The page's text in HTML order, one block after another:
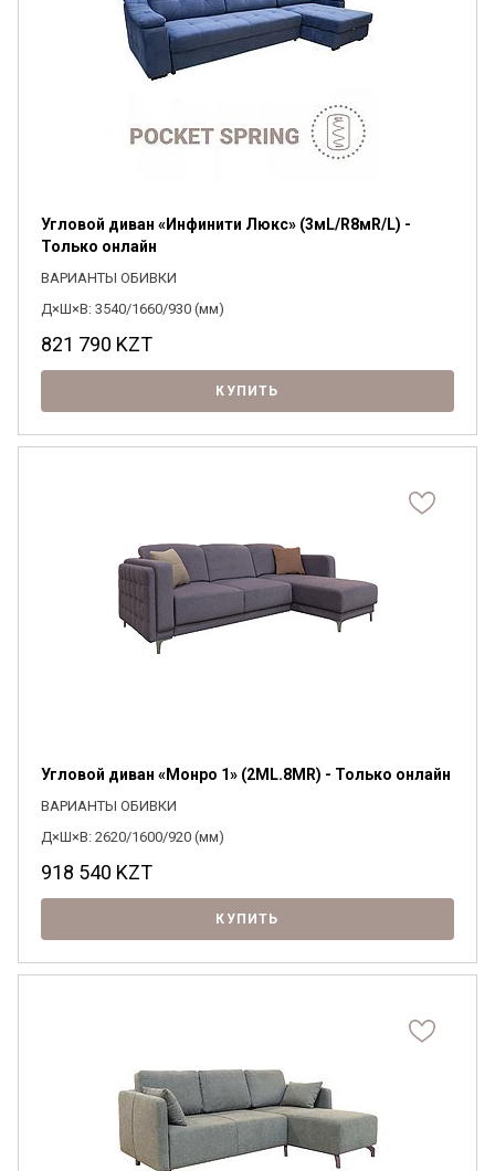
Угловой диван «Инфинити Люкс» (3мL/R8мR/L) -
Только онлайн
ВАРИАНТЫ ОБИВКИ
Д×Ш×В: 3540/1660/930 (мм)
821 790 KZT
КУПИТЬ
Угловой диван «Монро 1» (2ML.8MR) - Только онлайн
ВАРИАНТЫ ОБИВКИ
Д×Ш×В: 2620/1600/920 (мм)
918 540 KZT
КУПИТЬ